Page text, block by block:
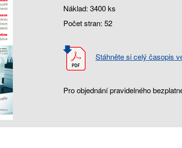
Náklad: 3400 ks
Počet stran: 52
Stáhněte si celý časopis
Pro objednání pravidelného